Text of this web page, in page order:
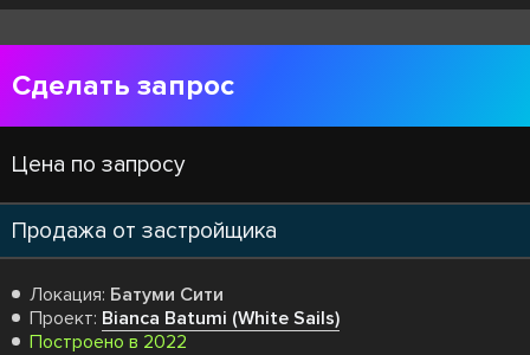
Сделать запрос
Цена по запросу
Продажа от застройщика
Локация: Батуми Сити
Проект: Bianca Batumi (White Sails)
Построено в 2022